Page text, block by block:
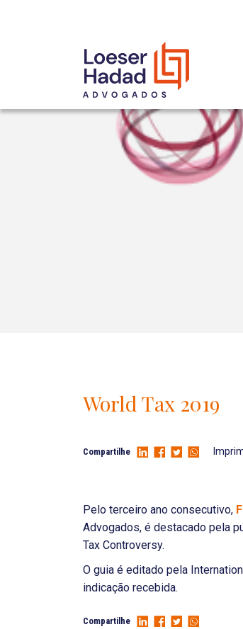
INTERNATIONAL NETWORK
PRÊMIOS
NOSSA EQUIPE
World Tax 2019
Compartilhe
Pelo terceiro ano consecutivo,
Advogados, é destacado pela
Tax Controversy.
O guia é editado pela
indicação recebida.
Compartilhe